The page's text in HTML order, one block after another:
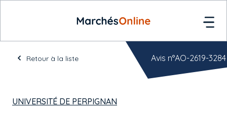
Retour à la liste
UNIVERSITÉ DE PERPIGNAN
Avis n°AO-2619-3284